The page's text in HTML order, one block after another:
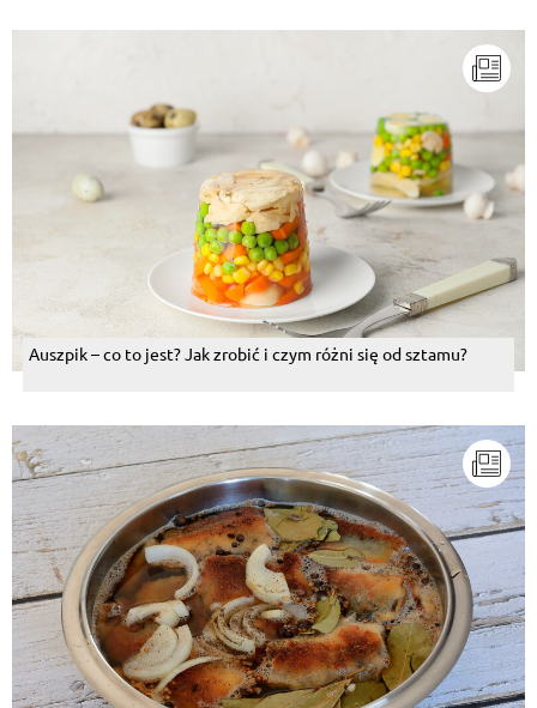
Auszpik – co to jest? Jak zrobić i czym różni się od sztamu?